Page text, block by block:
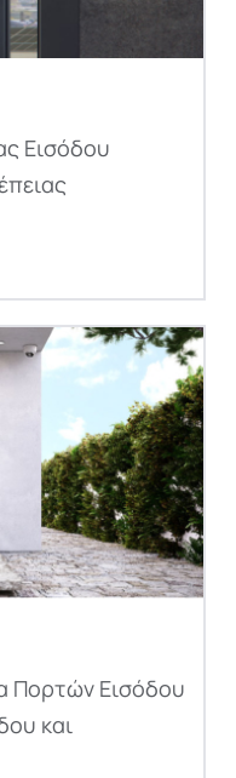
Εισόδου
Πορτών Εισόδου
και